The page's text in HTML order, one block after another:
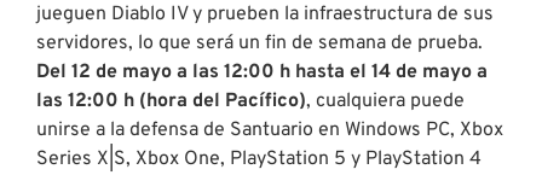
jueguen Diablo IV y prueben la infraestructura de sus
servidores, lo que será un fin de semana de prueba.
Del 12 de mayo a las 12:00 h hasta el 14 de mayo a
las 12:00 h (hora del Pacífico), cualquiera puede
unirse a la defensa de Santuario en Windows PC, Xbox
Series X|S, Xbox One, PlayStation 5 y PlayStation 4